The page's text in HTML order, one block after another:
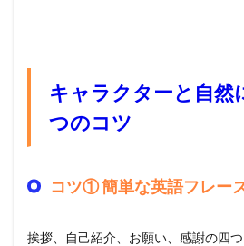
キャラクターと自然
つのコツ
コツ① 簡単な英語フレー
挨拶、自己紹介、お願い、感謝の四